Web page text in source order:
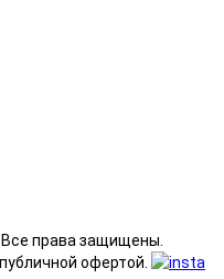
17а
права защищены.
офертой.